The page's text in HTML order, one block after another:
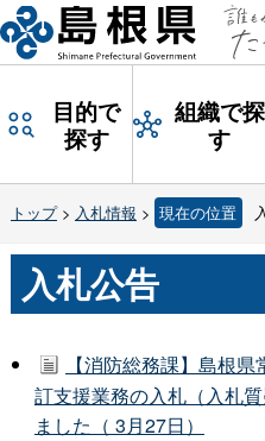
目的で
探す
組織で探
す
トップ> 入札情報 > 現在の位置
入札公告
【消防総務課】島根
訂支援業務の入札（入札
ました（ 3月27日）